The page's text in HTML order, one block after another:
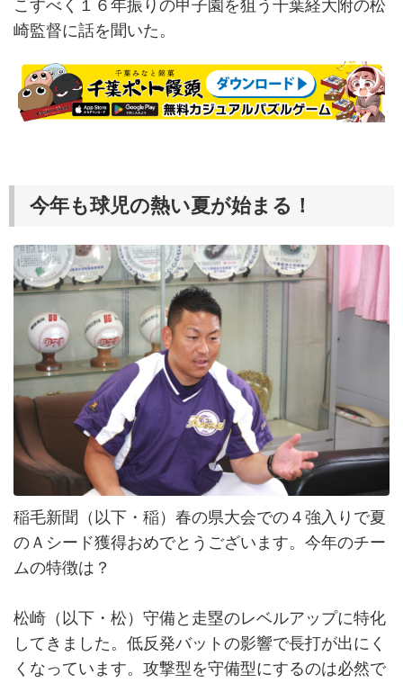
こすべく１６年振りの甲子園を狙う千葉経大附の松
崎監督に話を聞いた。
今年も球児の熱い夏が始まる！
稲毛新聞（以下・稲）春の県大会での４強入りで夏
のＡシード獲得おめでとうございます。今年のチー
ムの特徴は？
松崎（以下・松）守備と走塁のレベルアップに特化
してきました。低反発バットの影響で長打が出にく
くなっています。攻撃型を守備型にするのは必然で